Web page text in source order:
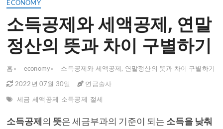
ECONOMY
소득공제와 세액공제, 연말
정산의 뜻과 차이 구별하기
홈» economy»
소득공제와 세액공제, 연말정산의 뜻과 차이 구별하기
2022년 07월 30일
연금술사
세금 세액공제 소득공제 절세
소득공제의 뜻은 세금부과의 기준이 되는 소득을 낮춰